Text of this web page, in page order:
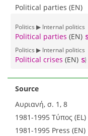
Political parties (EN)
Politics ▶ Internal politics
Political parties (EN)
Politics ▶ Internal politics
Political crises (EN)
Source
Αυριανή, σ. 1, 8
1981-1995 Τύπος (EL)
1981-1995 Press (EN)